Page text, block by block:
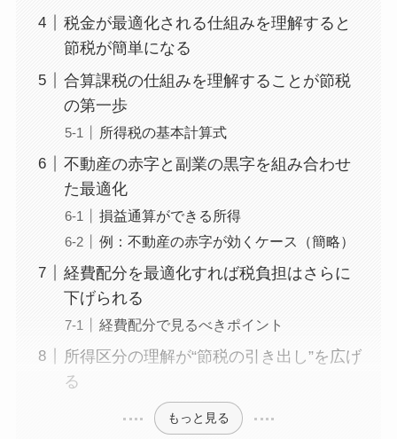
税金が最適化される仕組みを理解すると
節税が簡単になる
合算課税の仕組みを理解することが節税
の第一歩
所得税の基本計算式
不動産の赤字と副業の黒字を組み合わせ
た最適化
損益通算ができる所得
例：不動産の赤字が効くケース（簡略）
経費配分を最適化すれば税負担はさらに
下げられる
経費配分で見るべきポイント
所得区分の理解が“節税の引き出し”を広げ
る
もっと見る